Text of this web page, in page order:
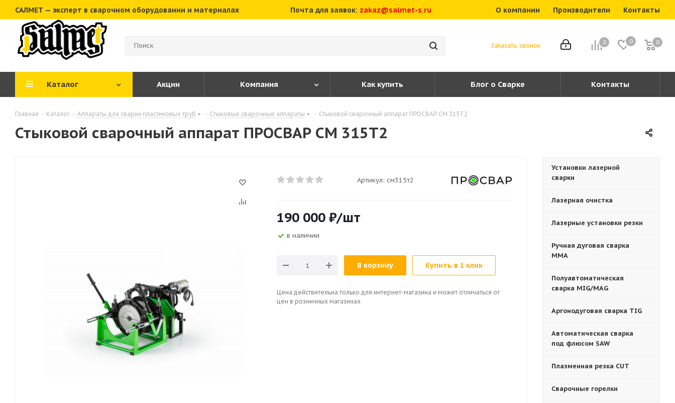
САЛМЕТ — эксперт в сварочном оборудовании и материалах Почта для заявок: zakaz@salmet-s.ru О компании Производители Контакты
0 0 0
0
Заказать звонок
Каталог Акции Компания Как купить Блог о Сварке Контакты
Главная - Каталог - Аппараты для сварки пластиковых труб - Стыковые сварочные аппараты - Стыковой сварочный аппарат ПРОСВАР СМ 315Т2
Стыковой сварочный аппарат ПРОСВАР СМ 315Т2
Артикул: см315т2
190 000 ₽/шт
в наличии
В корзину Купить в 1 клик
Цена действительна только для интернет-магазина и может отличаться от
цен в розничных магазинах
Установки лазерной
сварки
Лазерная очистка
Лазерные установки резки
Ручная дуговая сварка
MMA
Полуавтоматическая
сварка MIG/MAG
Аргонодуговая сварка TIG
Автоматическая сварка
под флюсом SAW
Плазменная резка CUT
Сварочные горелки